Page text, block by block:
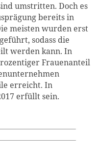
umstritten. Doch es
bereits in
meisten wurden erst
sodass die
werden kann. In
Frauenanteil
erreicht. In
erfüllt sein.